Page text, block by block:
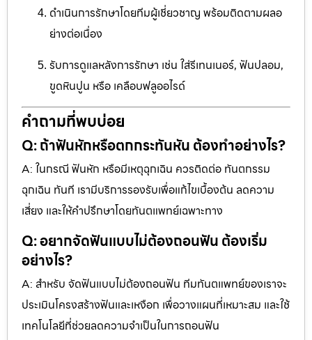
ดำเนินการรักษาโดยทีมผู้เชี่ยวชาญ พร้อมติดตามผลอ
ย่างต่อเนื่อง
รับการดูแลหลังการรักษา เช่น ใส่รีเทนเนอร์, ฟันปลอม,
ขูดหินปูน หรือ เคลือบฟลูออไรด์
คำถามที่พบบ่อย
Q: ถ้าฟันหักหรือตกกระทันหัน ต้องทำอย่างไร?
A: ในกรณี ฟันหัก หรือมีเหตุฉุกเฉิน ควรติดต่อ ทันตกรรม
ฉุกเฉิน ทันที เรามีบริการรองรับเพื่อแก้ไขเบื้องต้น ลดความ
เสี่ยง และให้คำปรึกษาโดยทันตแพทย์เฉพาะทาง
Q: อยากจัดฟันแบบไม่ต้องถอนฟัน ต้องเริ่ม
อย่างไร?
A: สำหรับ จัดฟันแบบไม่ต้องถอนฟัน ทีมทันตแพทย์ของเราจะ
ประเมินโครงสร้างฟันและเหงือก เพื่อวางแผนที่เหมาะสม และใช้
เทคโนโลยีที่ช่วยลดความจำเป็นในการถอนฟัน